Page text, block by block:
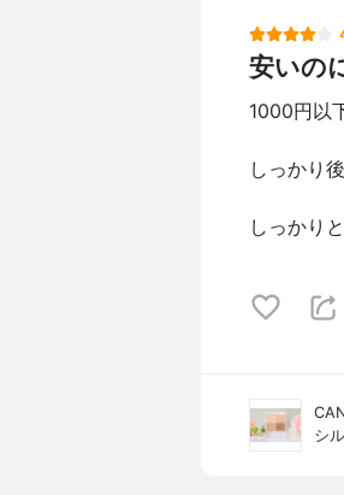
安いの
1000円以
しっかり
しっかり
シ